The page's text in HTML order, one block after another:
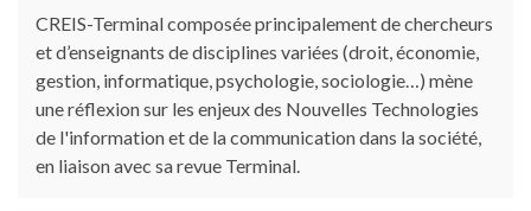
CREIS-Terminal composée principalement de chercheurs
et d’enseignants de disciplines variées (droit, économie,
gestion, informatique, psychologie, sociologie…) mène
une réflexion sur les enjeux des Nouvelles Technologies
de l'information et de la communication dans la société,
en liaison avec sa revue Terminal.